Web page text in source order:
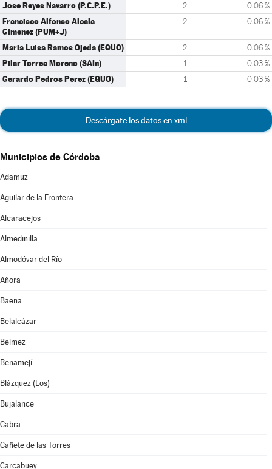
Jose Reyes Navarro (P.C.P.E.) 2 0,06 %
Francisco Alfonso Alcala
Gimenez (PUM+J)
2 0,06 %
Maria Luisa Ramos Ojeda (EQUO) 2 0,06 %
Pilar Torres Moreno (SAIn) 1 0,03 %
Gerardo Pedros Perez (EQUO) 1 0,03 %
Descárgate los datos en xml
Municipios de Córdoba
Adamuz
Aguilar de la Frontera
Alcaracejos
Almedinilla
Almodóvar del Río
Añora
Baena
Belalcázar
Belmez
Benamejí
Blázquez (Los)
Bujalance
Cabra
Cañete de las Torres
Carcabuey